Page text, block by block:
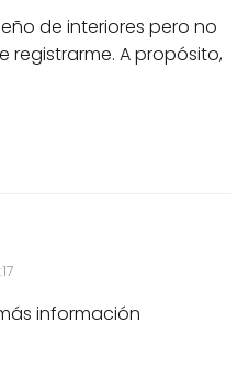
de interiores pero no
A propósito,
información